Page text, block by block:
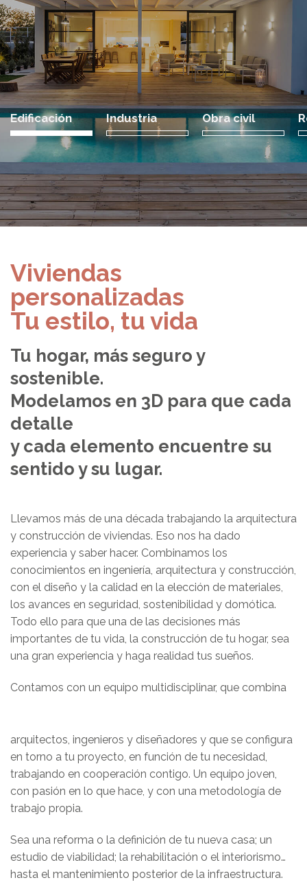
Edificación Industria Obra civil
Viviendas
personalizadas
Tu estilo, tu vida
Tu hogar, más seguro y
sostenible.
Modelamos en 3D para que cada
detalle
y cada elemento encuentre su
sentido y su lugar.
Llevamos más de una década trabajando la arquitectura
y construcción de viviendas. Eso nos ha dado
experiencia y saber hacer. Combinamos los
conocimientos en ingeniería, arquitectura y construcción,
con el diseño y la calidad en la elección de materiales,
los avances en seguridad, sostenibilidad y domótica.
Todo ello para que una de las decisiones más
importantes de tu vida, la construcción de tu hogar, sea
una gran experiencia y haga realidad tus sueños.
Contamos con un equipo multidisciplinar, que combina
arquitectos, ingenieros y diseñadores y que se configura
en torno a tu proyecto, en función de tu necesidad,
trabajando en cooperación contigo. Un equipo joven,
con pasión en lo que hace, y con una metodología de
trabajo propia.
Sea una reforma o la definición de tu nueva casa; un
estudio de viabilidad; la rehabilitación o el interiorismo…
hasta el mantenimiento posterior de la infraestructura.